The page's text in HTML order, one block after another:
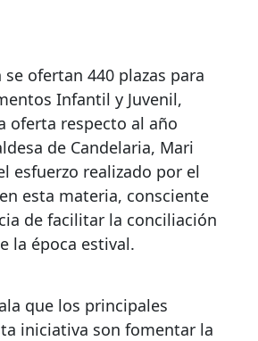
ofertan 440 plazas para
Infantil y Juvenil,
oferta respecto al año
de Candelaria, Mari
esfuerzo realizado por el
esta materia, consciente
de facilitar la conciliación
la época estival.
que los principales
iniciativa son fomentar la